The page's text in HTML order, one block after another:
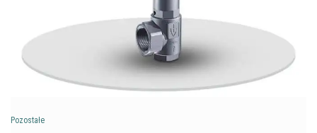
Pozostałe